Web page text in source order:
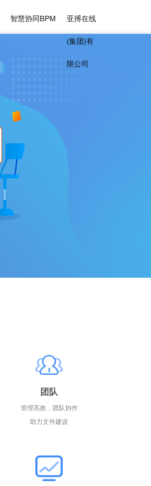
智慧协同BPM 亚搏在线
(集团)有
限公司
团队
管理高效，团队协作
助力文件建设